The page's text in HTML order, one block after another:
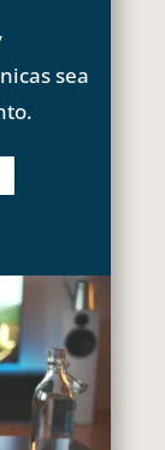
sea